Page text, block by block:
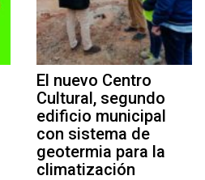
El nuevo Centro
Cultural, segundo
edificio municipal
con sistema de
geotermia para la
climatización